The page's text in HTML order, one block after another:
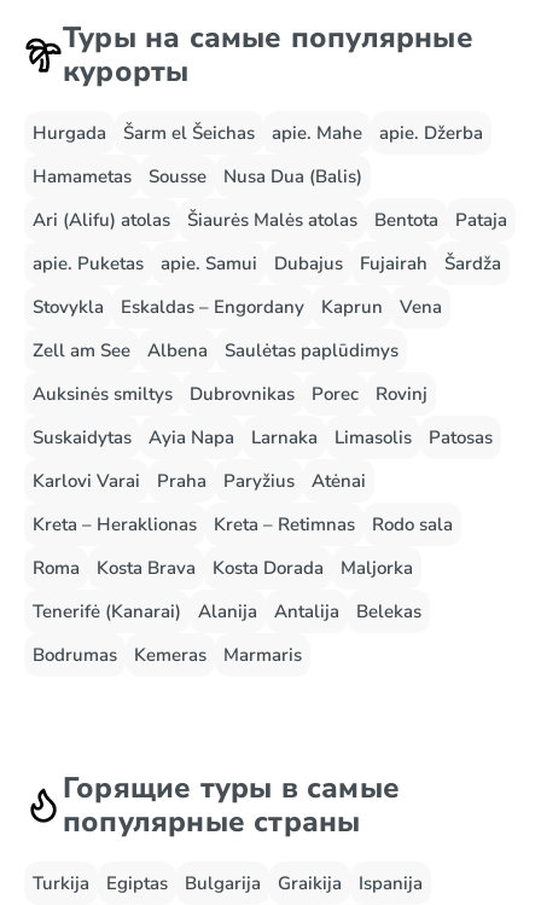
Туры на самые популярные
курорты
Hurgada Šarm el Šeichas apie. Mahe
apie. Džerba
Hamametas
Sousse
Nusa Dua (Balis)
Ari (Alifu) atolas
Šiaurės Malės atolas Bentota
Pataja
apie. Puketas
apie. Samui Dubajus Fujairah
Šardža
Stovykla
Eskaldas – Engordany Kaprun
Vena
Zell am See
Albena
Saulėtas paplūdimys
Auksinės smiltys
Dubrovnikas Porec
Rovinj
Suskaidytas
Ayia Napa Larnaka Limasolis
Patosas
Karlovi Varai
Praha Paryžius
Atėnai
Kreta – Heraklionas
Kreta – Retimnas
Rodo sala
Roma
Kosta Brava Kosta Dorada
Maljorka
Tenerifė (Kanarai)
Alanija Antalija
Belekas
Bodrumas
Kemeras Marmaris
Горящие туры в самые
популярные страны
Turkija Egiptas Bulgarija Graikija
Ispanija